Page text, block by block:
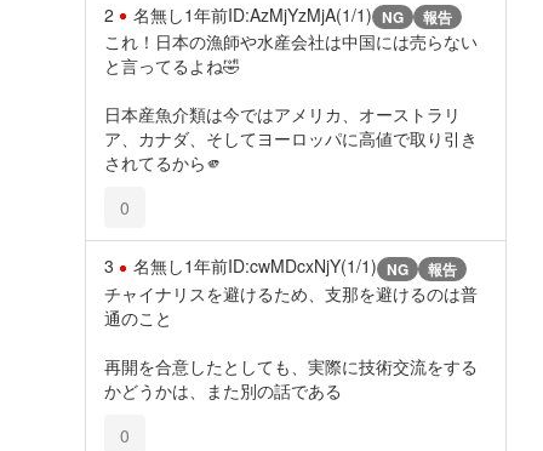
2 名無し1年前ID:AzMjYzMjA(1/1) NG 報告
これ！日本の漁師や水産会社は中国には売らない
と言ってるよね🤣
日本産魚介類は今ではアメリカ、オーストラリ
ア、カナダ、そしてヨーロッパに高値で取り引き
されてるから🫵
0
3 名無し1年前ID:cwMDcxNjY(1/1) NG 報告
チャイナリスを避けるため、支那を避けるのは普
通のこと
再開を合意したとしても、実際に技術交流をする
かどうかは、また別の話である
0